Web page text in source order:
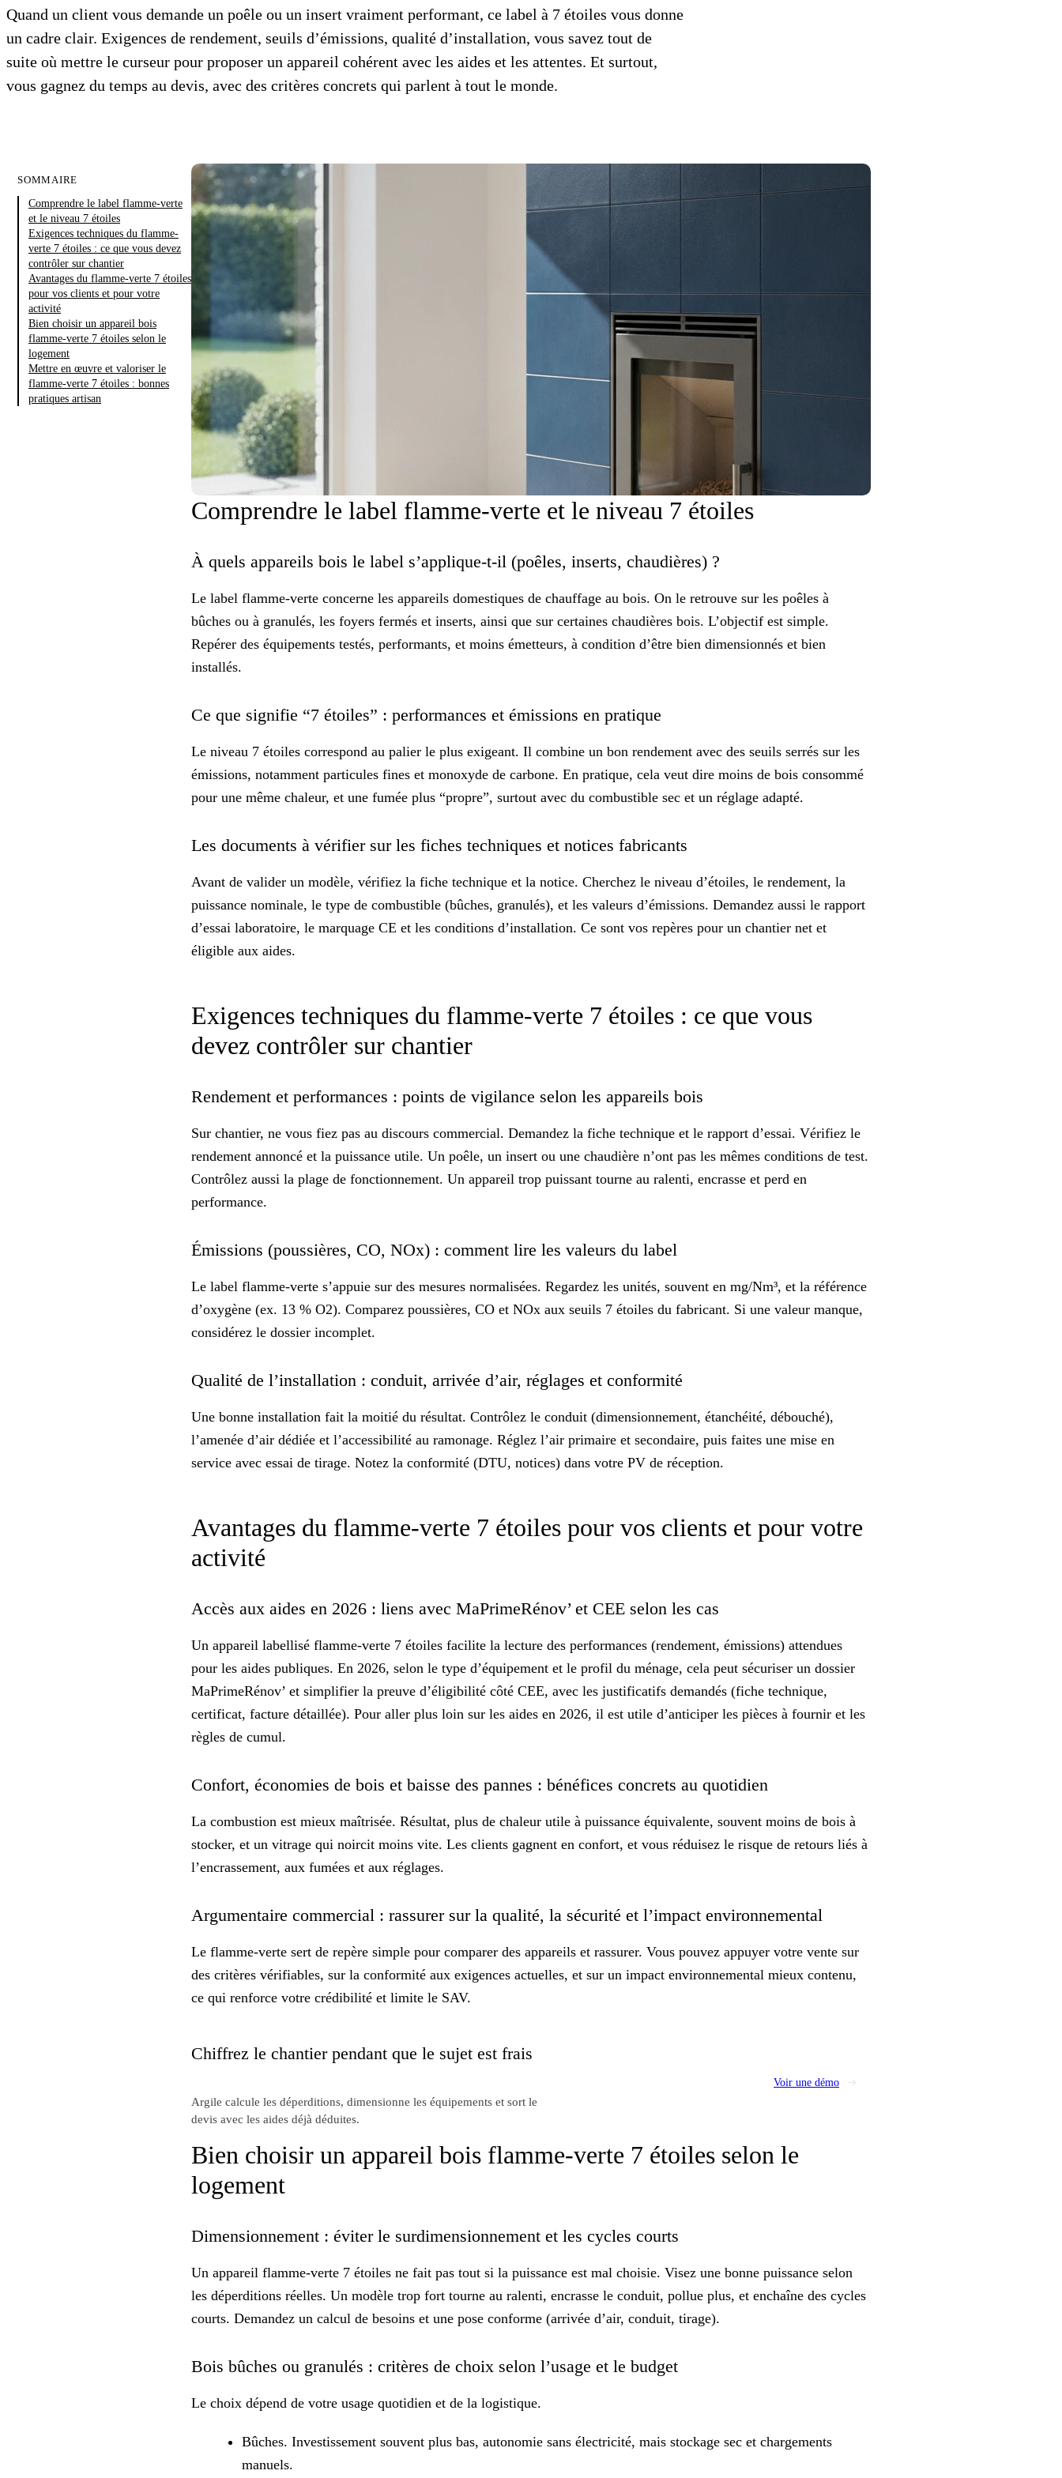
Quand un client vous demande un poêle ou un insert vraiment performant, ce label à 7 étoiles vous donne
un cadre clair. Exigences de rendement, seuils d’émissions, qualité d’installation, vous savez tout de
suite où mettre le curseur pour proposer un appareil cohérent avec les aides et les attentes. Et surtout,
vous gagnez du temps au devis, avec des critères concrets qui parlent à tout le monde.
SOMMAIRE
Comprendre le label flamme-verte
et le niveau 7 étoiles
Exigences techniques du flamme-
verte 7 étoiles : ce que vous devez
contrôler sur chantier
Avantages du flamme-verte 7 étoiles
pour vos clients et pour votre
activité
Bien choisir un appareil bois
flamme-verte 7 étoiles selon le
logement
Mettre en œuvre et valoriser le
flamme-verte 7 étoiles : bonnes
pratiques artisan
Comprendre le label flamme-verte et le niveau 7 étoiles
À quels appareils bois le label s’applique-t-il (poêles, inserts, chaudières) ?
Le label flamme-verte concerne les appareils domestiques de chauffage au bois. On le retrouve sur les poêles à
bûches ou à granulés, les foyers fermés et inserts, ainsi que sur certaines chaudières bois. L’objectif est simple.
Repérer des équipements testés, performants, et moins émetteurs, à condition d’être bien dimensionnés et bien
installés.
Ce que signifie “7 étoiles” : performances et émissions en pratique
Le niveau 7 étoiles correspond au palier le plus exigeant. Il combine un bon rendement avec des seuils serrés sur les
émissions, notamment particules fines et monoxyde de carbone. En pratique, cela veut dire moins de bois consommé
pour une même chaleur, et une fumée plus “propre”, surtout avec du combustible sec et un réglage adapté.
Les documents à vérifier sur les fiches techniques et notices fabricants
Avant de valider un modèle, vérifiez la fiche technique et la notice. Cherchez le niveau d’étoiles, le rendement, la
puissance nominale, le type de combustible (bûches, granulés), et les valeurs d’émissions. Demandez aussi le rapport
d’essai laboratoire, le marquage CE et les conditions d’installation. Ce sont vos repères pour un chantier net et
éligible aux aides.
Exigences techniques du flamme-verte 7 étoiles : ce que vous
devez contrôler sur chantier
Rendement et performances : points de vigilance selon les appareils bois
Sur chantier, ne vous fiez pas au discours commercial. Demandez la fiche technique et le rapport d’essai. Vérifiez le
rendement annoncé et la puissance utile. Un poêle, un insert ou une chaudière n’ont pas les mêmes conditions de test.
Contrôlez aussi la plage de fonctionnement. Un appareil trop puissant tourne au ralenti, encrasse et perd en
performance.
Émissions (poussières, CO, NOx) : comment lire les valeurs du label
Le label flamme-verte s’appuie sur des mesures normalisées. Regardez les unités, souvent en mg/Nm³, et la référence
d’oxygène (ex. 13 % O2). Comparez poussières, CO et NOx aux seuils 7 étoiles du fabricant. Si une valeur manque,
considérez le dossier incomplet.
Qualité de l’installation : conduit, arrivée d’air, réglages et conformité
Une bonne installation fait la moitié du résultat. Contrôlez le conduit (dimensionnement, étanchéité, débouché),
l’amenée d’air dédiée et l’accessibilité au ramonage. Réglez l’air primaire et secondaire, puis faites une mise en
service avec essai de tirage. Notez la conformité (DTU, notices) dans votre PV de réception.
Avantages du flamme-verte 7 étoiles pour vos clients et pour votre
activité
Accès aux aides en 2026 : liens avec MaPrimeRénov’ et CEE selon les cas
Un appareil labellisé flamme-verte 7 étoiles facilite la lecture des performances (rendement, émissions) attendues
pour les aides publiques. En 2026, selon le type d’équipement et le profil du ménage, cela peut sécuriser un dossier
MaPrimeRénov’ et simplifier la preuve d’éligibilité côté CEE, avec les justificatifs demandés (fiche technique,
certificat, facture détaillée). Pour aller plus loin sur les aides en 2026, il est utile d’anticiper les pièces à fournir et les
règles de cumul.
Confort, économies de bois et baisse des pannes : bénéfices concrets au quotidien
La combustion est mieux maîtrisée. Résultat, plus de chaleur utile à puissance équivalente, souvent moins de bois à
stocker, et un vitrage qui noircit moins vite. Les clients gagnent en confort, et vous réduisez le risque de retours liés à
l’encrassement, aux fumées et aux réglages.
Argumentaire commercial : rassurer sur la qualité, la sécurité et l’impact environnemental
Le flamme-verte sert de repère simple pour comparer des appareils et rassurer. Vous pouvez appuyer votre vente sur
des critères vérifiables, sur la conformité aux exigences actuelles, et sur un impact environnemental mieux contenu,
ce qui renforce votre crédibilité et limite le SAV.
Chiffrez le chantier pendant que le sujet est frais
Argile calcule les déperditions, dimensionne les équipements et sort le
devis avec les aides déjà déduites.
Voir une démo
Bien choisir un appareil bois flamme-verte 7 étoiles selon le
logement
Dimensionnement : éviter le surdimensionnement et les cycles courts
Un appareil flamme-verte 7 étoiles ne fait pas tout si la puissance est mal choisie. Visez une bonne puissance selon
les déperditions réelles. Un modèle trop fort tourne au ralenti, encrasse le conduit, pollue plus, et enchaîne des cycles
courts. Demandez un calcul de besoins et une pose conforme (arrivée d’air, conduit, tirage).
Bois bûches ou granulés : critères de choix selon l’usage et le budget
Le choix dépend de votre usage quotidien et de la logistique.
Bûches. Investissement souvent plus bas, autonomie sans électricité, mais stockage sec et chargements
manuels.